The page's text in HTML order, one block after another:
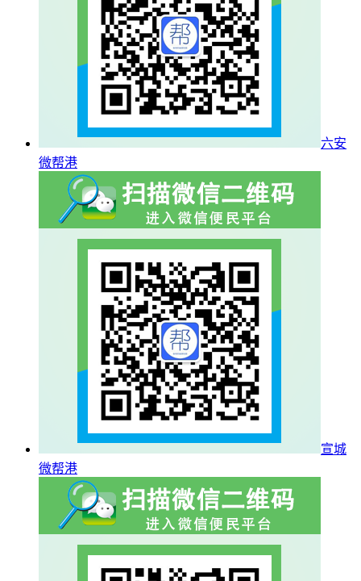
六安
微帮港
宣城
微帮港